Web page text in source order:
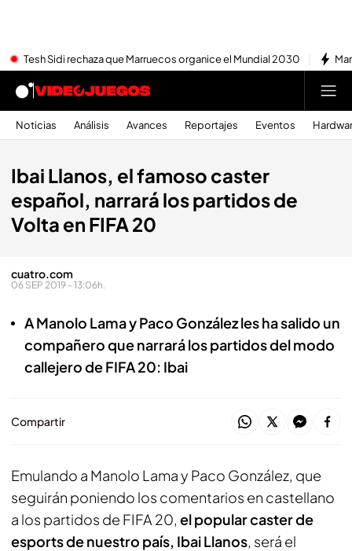
Tesh Sidi rechaza que Marruecos organice el Mundial 2030
Noticias Análisis Avances Reportajes Eventos
Ibai Llanos, el famoso caster
español, narrará los partidos de
Volta en FIFA 20
cuatro.com
06 SEP 2019 - 13:06h.
A Manolo Lama y Paco González les ha salido un
compañero que narrará los partidos del modo
callejero de FIFA 20: Ibai
Compartir
Emulando a Manolo Lama y Paco González, que
seguirán poniendo los comentarios en castellano
a los partidos de FIFA 20, el popular caster de
esports de nuestro país, Ibai Llanos, será el